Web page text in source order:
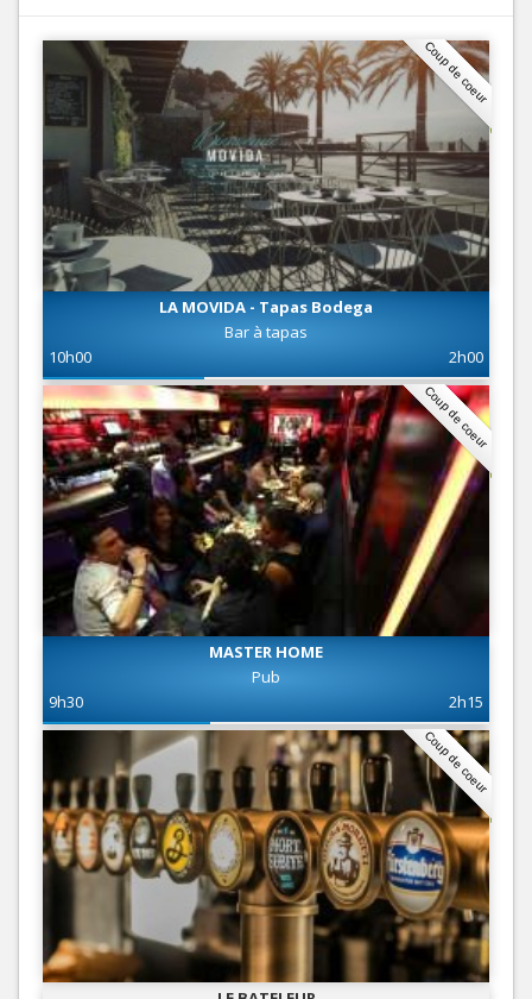
Coup de coeur
LA MOVIDA - Tapas Bodega
Bar à tapas
10h00
2h00
Coup de coeur
MASTER HOME
Pub
9h30
2h15
Coup de coeur